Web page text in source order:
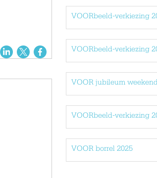
VOORbeeld-verkiezing
VOORbeeld-verkiezing
VOOR jubileum
VOORbeeld-verkiezing
VOOR borrel 2025